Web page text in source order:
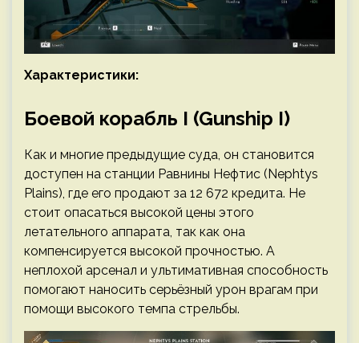
Характеристики:
Боевой корабль I (Gunship I)
Как и многие предыдущие суда, он становится
доступен на станции Равнины Нефтис (Nephtys
Plains), где его продают за 12 672 кредита. Не
стоит опасаться высокой цены этого
летательного аппарата, так как она
компенсируется высокой прочностью. А
неплохой арсенал и ультимативная способность
помогают наносить серьёзный урон врагам при
помощи высокого темпа стрельбы.